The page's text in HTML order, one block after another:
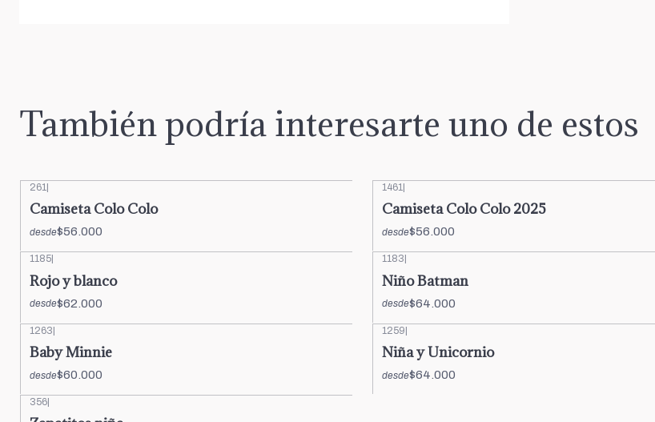
También podría interesarte uno de estos
261
Camiseta Colo Colo
desde$56.000
1461|
Camiseta Colo Colo 2025
desde$56.000
1185
Rojo y blanco
desde$62.000
1183
Niño Batman
desde$64.000
1263|
Baby Minnie
desde$60.000
1259|
Niña y Unicornio
desde$64.000
356